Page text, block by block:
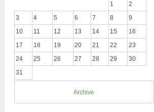
1
2
3
4 5 6 7 8
9
10
11 12 13 14 15
16
17
18 19 20 21 22
23
24
25 26 27 28 29
30
31
Archive